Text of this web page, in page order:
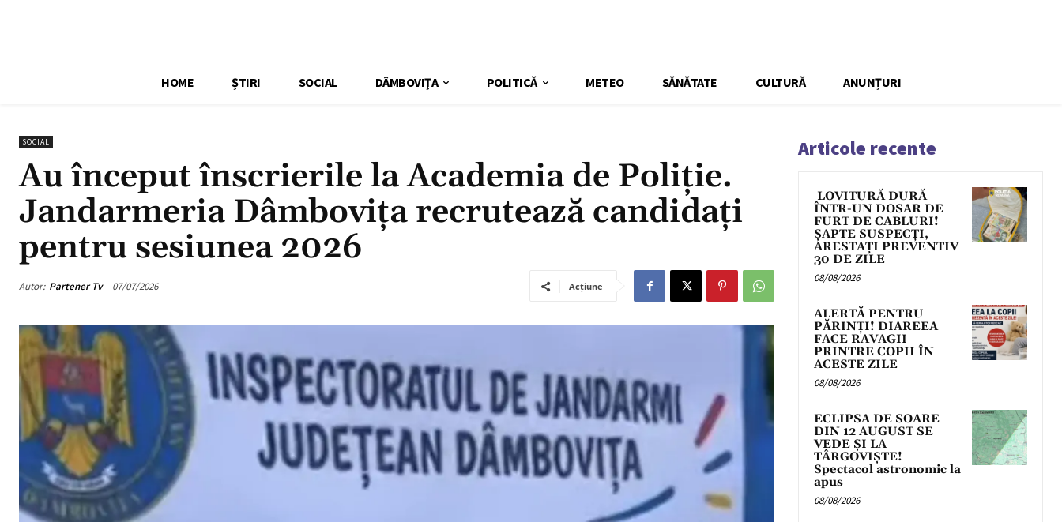
HOME ȘTIRI SOCIAL DÂMBOVIŢA POLITICĂ METEO SĂNĂTATE CULTURĂ ANUNȚURI
SOCIAL
Au început înscrierile la Academia de Poliție.
Jandarmeria Dâmbovița recrutează candidați
pentru sesiunea 2026
Autor: Partener Tv 07/07/2026 Acțiune
Articole recente
LOVITURĂ DURĂ
ÎNTR-UN DOSAR DE
FURT DE CABLURI!
ȘAPTE SUSPECȚI,
ARESTAȚI PREVENTIV
30 DE ZILE
08/08/2026
ALERTĂ PENTRU
PĂRINȚI! DIAREEA
FACE RAVAGII
PRINTRE COPII ÎN
ACESTE ZILE
08/08/2026
ECLIPSA DE SOARE
DIN 12 AUGUST SE
VEDE ȘI LA
TÂRGOVIȘTE!
Spectacol astronomic la
apus
08/08/2026